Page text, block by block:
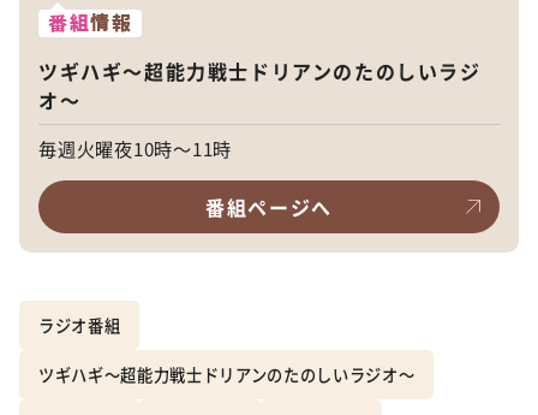
番組情報
ツギハギ～超能力戦士ドリアンのたのしいラジ
オ～
毎週火曜夜10時～11時
番組ページへ
ラジオ番組
ツギハギ～超能力戦士ドリアンのたのしいラジオ～